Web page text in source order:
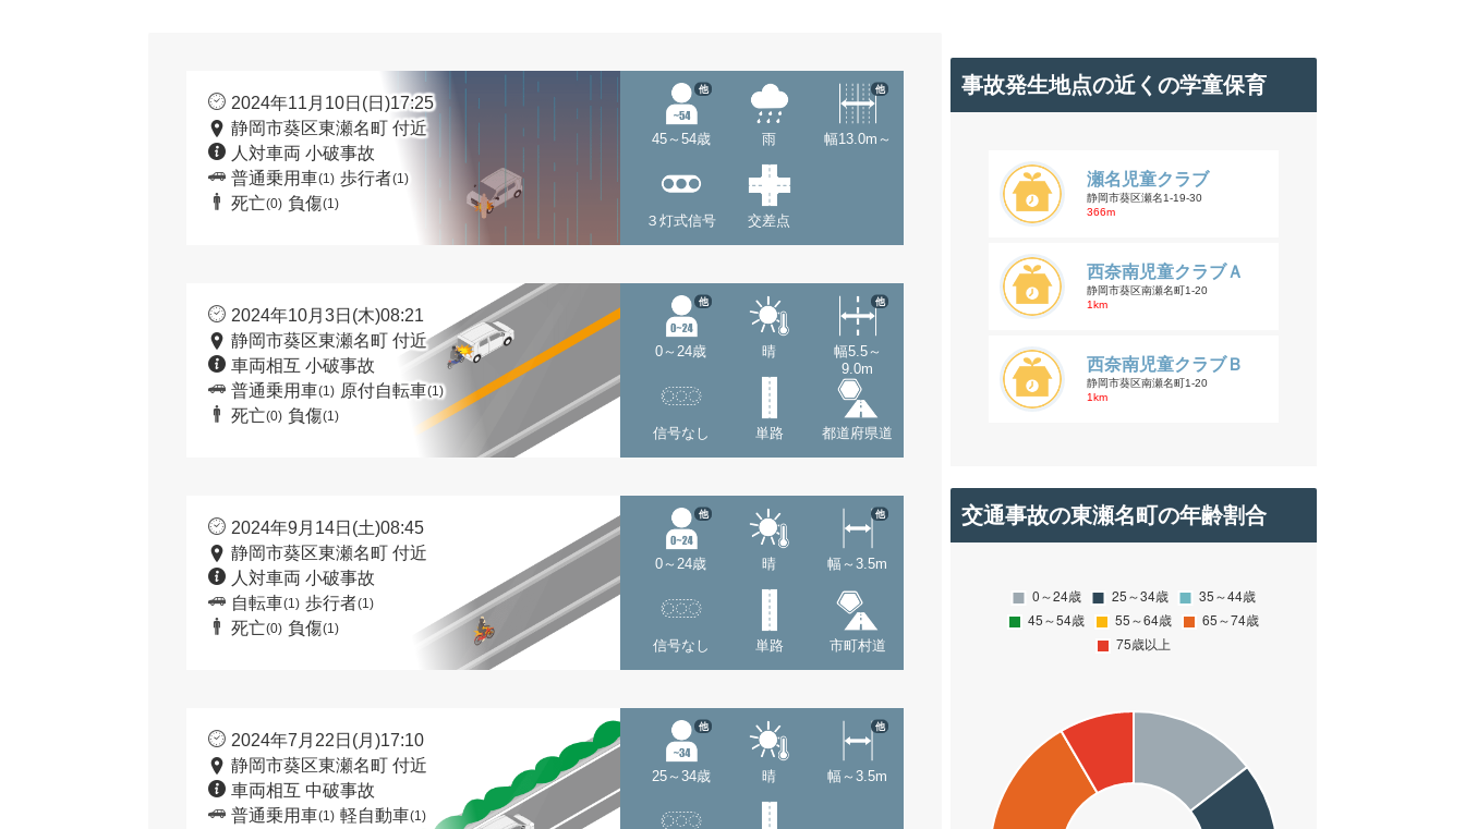
2024年11月10日(日)17:25
静岡市葵区東瀬名町 付近
人対車両 小破事故
普通乗用車(1) 歩行者(1)
死亡(0) 負傷(1)
45～54歳
他
雨 幅13.0m～
他
３灯式信号 交差点
2024年10月3日(木)08:21
静岡市葵区東瀬名町 付近
車両相互 小破事故
普通乗用車(1) 原付自転車(1)
死亡(0) 負傷(1)
0～24歳
他
晴
幅5.5～
9.0m
他
信号なし 単路 都道府県道
2024年9月14日(土)08:45
静岡市葵区東瀬名町 付近
人対車両 小破事故
自転車(1) 歩行者(1)
死亡(0) 負傷(1)
0～24歳
他
晴 幅～3.5m
他
信号なし 単路 市町村道
2024年7月22日(月)17:10
静岡市葵区東瀬名町 付近
車両相互 中破事故
普通乗用車(1) 軽自動車(1)
25～34歳
他
晴 幅～3.5m
他
事故発生地点の近くの学童保育
瀬名児童クラブ
静岡市葵区瀬名1-19-30
366m
西奈南児童クラブＡ
静岡市葵区南瀬名町1-20
1km
西奈南児童クラブＢ
静岡市葵区南瀬名町1-20
1km
交通事故の東瀬名町の年齢割合